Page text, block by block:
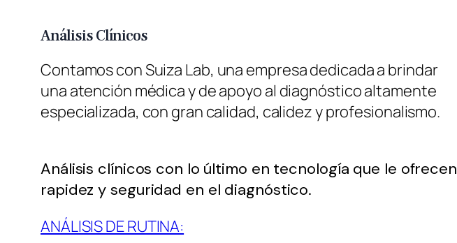
Análisis Clínicos
Contamos con Suiza Lab, una empresa dedicada a brindar
una atención médica y de apoyo al diagnóstico altamente
especializada, con gran calidad, calidez y profesionalismo.
Análisis clínicos con lo último en tecnología que le ofrecen
rapidez y seguridad en el diagnóstico.
ANÁLISIS DE RUTINA: